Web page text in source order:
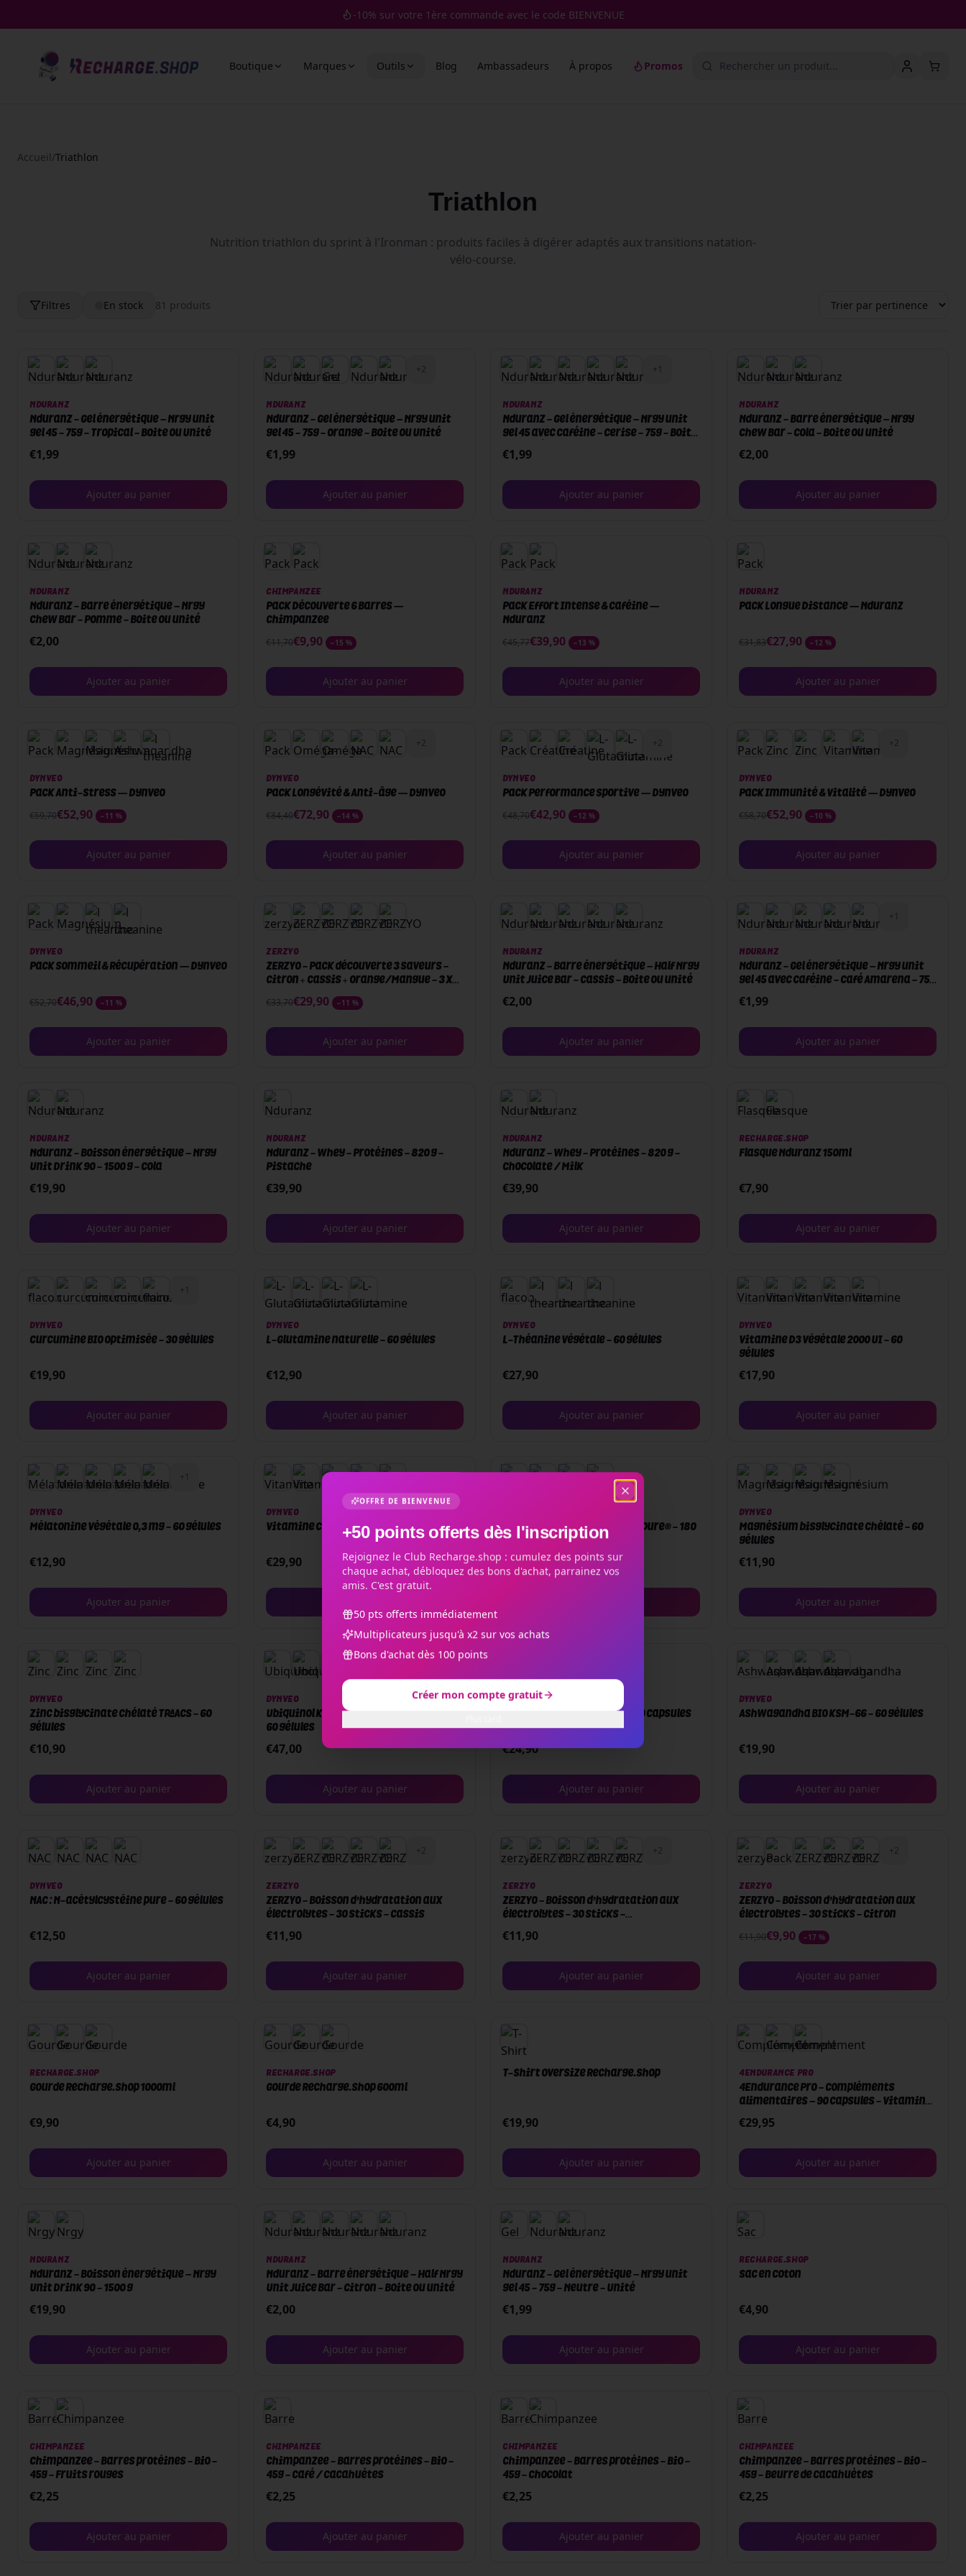
-10% sur votre 1ère commande avec le code BIENVENUE
Boutique Marques Outils Blog Ambassadeurs À propos Promos
Accueil/Triathlon
Triathlon
Nutrition triathlon du sprint à l'Ironman : produits faciles à digérer adaptés aux transitions natation-
vélo-course.
Filtres En stock 81 produits
NDURANZ
Nduranz - Gel énergétique – Nrgy unit
gel 45 - 75g - Tropical - Boite ou Unité
€1,99
Ajouter au panier
+2
NDURANZ
Nduranz - Gel énergétique – Nrgy unit
gel 45 - 75g - Orange - Boite ou Unité
€1,99
Ajouter au panier
+ 1
NDURANZ
Nduranz - Gel énergétique – Nrgy unit
gel 45 avec Caféine - Cerise - 75g - Boite
€1,99
Ajouter au panier
NDURANZ
Nduranz - Barre énergétique – Nrgy
Chew Bar - Cola - Boite ou unité
€2,00
Ajouter au panier
NDURANZ
Nduranz - Barre énergétique – Nrgy
Chew Bar - Pomme - Boite ou unité
€2,00
Ajouter au panier
PACK
CHIMPANZEE
Pack Découverte 6 Barres —
Chimpanzee
€11,70€9,90 −15 %
Ajouter au panier
PACK
NDURANZ
Pack Effort Intense & Caféine —
Nduranz
€45,77€39,90 −13 %
Ajouter au panier
PACK
NDURANZ
Pack Longue Distance — Nduranz
€31,83€27,90 −12 %
Ajouter au panier
PACK
DYNVEO
Pack Anti-stress — Dynveo
€59,70€52,90 −11 %
Ajouter au panier
PACK +2
DYNVEO
Pack Longévité & Anti-âge — Dynveo
€84,40€72,90 −14 %
Ajouter au panier
PACK +2
DYNVEO
Pack Performance Sportive — Dynveo
€48,70€42,90 −12 %
Ajouter au panier
PACK +2
DYNVEO
Pack Immunité & Vitalité — Dynveo
€58,70€52,90 −10 %
Ajouter au panier
PACK
DYNVEO
Pack Sommeil & Récupération — Dynveo
€52,70€46,90 −11 %
Ajouter au panier
ZERZYO
ZERZYO - Pack découverte 3 saveurs -
Citron + Cassis + Orange/Mangue - 3 x
€33,70€29,90 −11 %
Ajouter au panier
NDURANZ
Nduranz - Barre énergétique – Half Nrgy
Unit Juice Bar - Cassis - Boite ou unité
€2,00
Ajouter au panier
+ 1
NDURANZ
Nduranz - Gel énergétique – Nrgy unit
gel 45 avec Caféine - Café Amarena - 75g
€1,99
Ajouter au panier
NDURANZ
Nduranz - Boisson énergétique – Nrgy
Unit Drink 90 - 1500 g - Cola
€19,90
Ajouter au panier
NDURANZ
Nduranz - Whey - Protéines - 820 g -
Pistache
€39,90
Ajouter au panier
NDURANZ
Nduranz - Whey - Protéines - 820 g -
Chocolate / Milk
€39,90
Ajouter au panier
RECHARGE.SHOP
Flasque Nduranz 150ml
€7,90
Ajouter au panier
+ 1
DYNVEO
Curcumine BIO Optimisée - 30 gélules
€19,90
Ajouter au panier
DYNVEO
L-Glutamine naturelle - 60 gélules
€12,90
Ajouter au panier
DYNVEO
L-Théanine végétale - 60 gélules
€27,90
Ajouter au panier
DYNVEO
Vitamine D3 végétale 2000 UI - 60
gélules
€17,90
Ajouter au panier
+ 1
DYNVEO
Mélatonine végétale 0,3 mg - 60 gélules
€12,90
Ajouter au panier
DYNVEO
Vitamine C Liposomale - 60 gélules
€29,90
Créatine monohydrate Creapure® - 180
gélules
€ 23,90
DYNVEO
Magnésium bisglycinate chélaté - 60
gélules
€11,90
Ajouter au panier
DYNVEO
Zinc bisglycinate chélaté TRAACS - 60
gélules
€10,90
Ajouter au panier
DYNVEO
Ubiquinol Kaneka - CoQ10 bio-active -
60 gélules
€47,00
Ajouter au panier
DYNVEO
Oméga-3 végétal DHA EPA - 60 capsules
€24,90
Ajouter au panier
DYNVEO
Ashwagandha BIO KSM-66 - 60 gélules
€19,90
Ajouter au panier
DYNVEO
NAC : N-acétylcystéine pure - 60 gélules
€12,50
Ajouter au panier
+2
ZERZYO
ZERZYO - Boisson d’hydratation aux
électrolytes - 30 sticks - Cassis
€11,90
Ajouter au panier
+2
ZERZYO
ZERZYO - Boisson d’hydratation aux
électrolytes - 30 sticks -
€11,90
Ajouter au panier
+2
ZERZYO
ZERZYO - Boisson d’hydratation aux
électrolytes - 30 sticks - Citron
€11,90€9,90 −17 %
Ajouter au panier
RECHARGE.SHOP
Gourde Recharge.Shop 1000ml
€9,90
Ajouter au panier
RECHARGE.SHOP
Gourde Recharge.Shop 600ml
€4,90
Ajouter au panier
T-Shirt Oversize Recharge.Shop
€19,90
Ajouter au panier
4ENDURANCE PRO
4Endurance Pro - Compléments
alimentaires – 90 capsules - Vitamin
€29,95
Ajouter au panier
NDURANZ
Nduranz - Boisson énergétique – Nrgy
Unit Drink 90 - 1500 g
€19,90
Ajouter au panier
NDURANZ
Nduranz - Barre énergétique – Half Nrgy
Unit Juice Bar - Citron - Boite ou unité
€2,00
Ajouter au panier
NDURANZ
Nduranz - Gel énergétique – Nrgy unit
gel 45 - 75g - Neutre - Unité
€1,99
Ajouter au panier
RECHARGE.SHOP
Sac en coton
€4,90
Ajouter au panier
CHIMPANZEE
Chimpanzee - Barres protéines - Bio -
45g - Fruits rouges
€2,25
Ajouter au panier
CHIMPANZEE
Chimpanzee - Barres protéines - Bio -
45g - Café / Cacahuètes
€2,25
Ajouter au panier
CHIMPANZEE
Chimpanzee - Barres protéines - Bio -
45g - Chocolat
€2,25
Ajouter au panier
CHIMPANZEE
Chimpanzee - Barres protéines - Bio -
45g - Beurre de cacahuètes
€2,25
Ajouter au panier
OFFRE DE BIENVENUE
+50 points offerts dès l'inscription
Rejoignez le Club Recharge.shop : cumulez des points sur
chaque achat, débloquez des bons d'achat, parrainez vos
amis. C'est gratuit.
50 pts offerts immédiatement
Multiplicateurs jusqu'à x2 sur vos achats
Bons d'achat dès 100 points
Créer mon compte gratuit